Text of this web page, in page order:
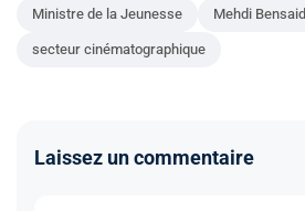
Ministre de la Jeunesse Mehdi Bensaid
secteur cinématographique
Laissez un commentaire